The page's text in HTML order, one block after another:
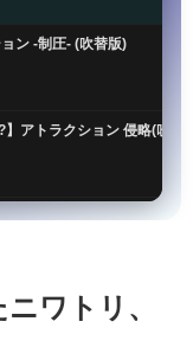
ン -制圧- (吹替版)
アトラクション 侵略(吹
人知性体「NHI」の正体
ーブ） 2026年7月号
ワトリ、